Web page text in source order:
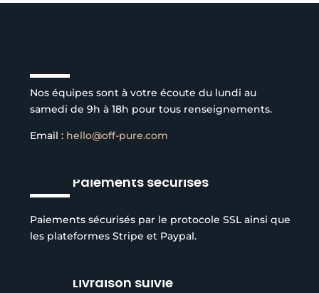
Nos équipes sont à votre écoute du lundi au
samedi de 9h à 18h pour tous renseignements.
Email : hello@off-pure.com
Paiements sécurisés
Paiements sécurisés par le protocole SSL ainsi que
les plateformes Stripe et Paypal.
Livraison suivie